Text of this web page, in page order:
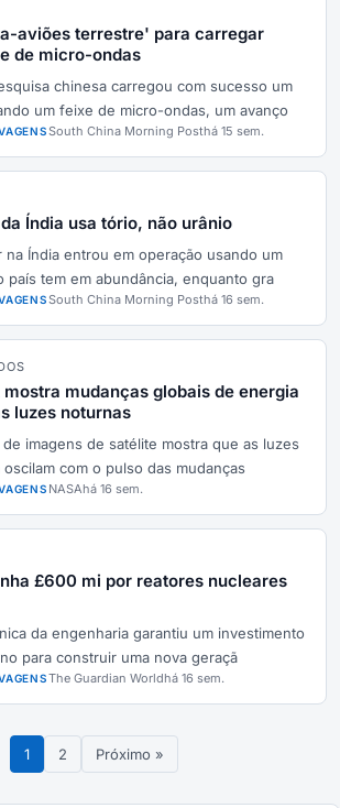
aviões terrestre' para carregar
de micro-ondas
chinesa carregou com sucesso um
um feixe de micro-ondas, um avanço
South China Morning Posthá 15 sem.
Índia usa tório, não urânio
na Índia entrou em operação usando um
país tem em abundância, enquanto gra
South China Morning Posthá 16 sem.
mostra mudanças globais de energia
luzes noturnas
de imagens de satélite mostra que as luzes
com o pulso das mudanças
NASAhá 16 sem.
£600 mi por reatores nucleares
da engenharia garantiu um investimento
para construir uma nova geraçã
The Guardian Worldhá 16 sem.
1 2 Próximo »